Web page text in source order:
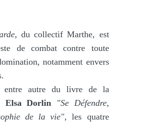
, du collectif Marthe, est
de combat contre toute
notamment envers
entre autre du livre de la
Elsa Dorlin
"Se Défendre,
de la vie", les quatre